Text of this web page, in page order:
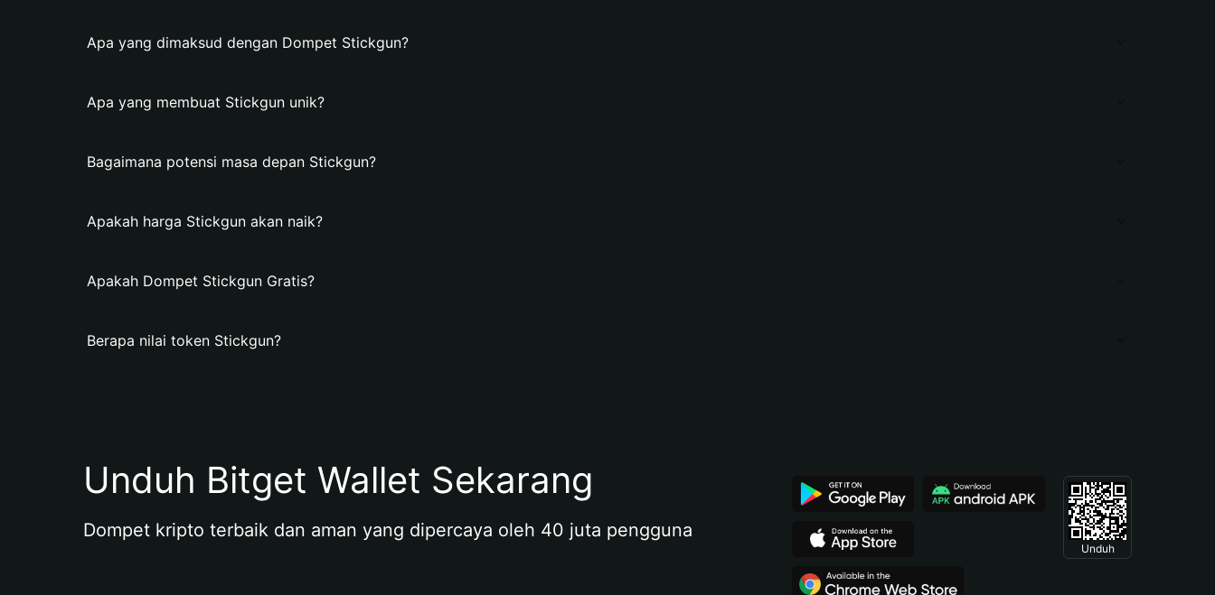
Apa yang dimaksud dengan Dompet Stickgun?
Apa yang membuat Stickgun unik?
Bagaimana potensi masa depan Stickgun?
Apakah harga Stickgun akan naik?
Apakah Dompet Stickgun Gratis?
Berapa nilai token Stickgun?
Unduh Bitget Wallet Sekarang
Dompet kripto terbaik dan aman yang dipercaya oleh 40 juta pengguna
Unduh